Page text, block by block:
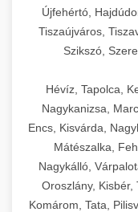
Újfehértó,
Tiszaújváros,
Szikszó,
Hévíz, Tapolca,
Nagykanizsa,
Encs, Kisvárda,
Mátészalka,
Nagykálló,
Oroszlány, Kisbér,
Komárom, Tata,